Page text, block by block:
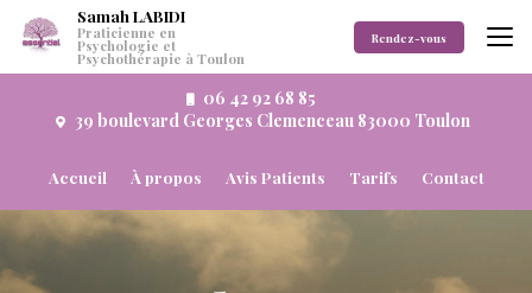
Aller
06 42 92 68 85
39 boulevard Georges Clemenceau 83000 Toulon
Accueil À propos Avis Patients Tarifs Contact
Samah LABIDI
Praticienne en
Psychologie et
Psychothérapie à Toulon
Rendez-vous